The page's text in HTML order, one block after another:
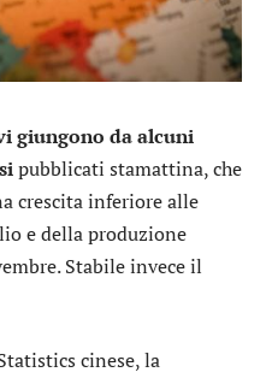
giungono da alcuni
pubblicati stamattina, che
crescita inferiore alle
e della produzione
Stabile invece il
cinese, la